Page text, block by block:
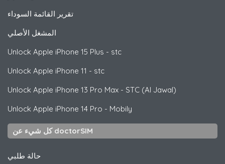
تقرير القائمة السوداء
المشغل الأصلي
Unlock Apple iPhone 15 Plus - stc
Unlock Apple iPhone 11 - stc
Unlock Apple iPhone 13 Pro Max - STC (Al Jawal)
Unlock Apple iPhone 14 Pro - Mobily
كل شيء عن doctorSIM
حالة طلبي